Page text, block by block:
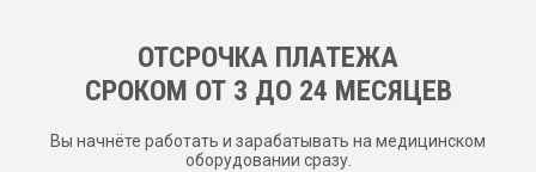
ОТСРОЧКА ПЛАТЕЖА
CРОКОМ ОТ 3 ДО 24 МЕСЯЦЕВ
Вы начнёте работать и зарабатывать на медицинском
оборудовании сразу.